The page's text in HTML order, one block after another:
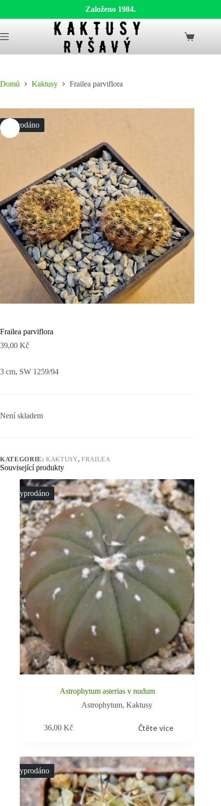
Založeno 1984.
to
content
Shopping
Domů Kaktusy Frailea parviflora
Vyprodáno
Frailea parviflora
39,00 Kč
3 cm, SW 1259/94
Není skladem
KATEGORIE:KAKTUSY,FRAILEA
Související produkty
Vyprodáno
Astrophytum asterias v nudum
Astrophytum,Kaktusy
36,00Kč Čtěte více
Vyprodáno